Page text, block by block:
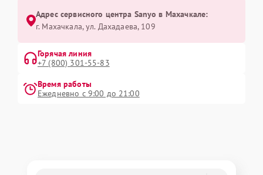
Адрес сервисного центра Sanyo в Махачкале:
г. Махачкала, ул. Дахадаева, 109
Горячая линия
+7 (800) 301-55-83
Время работы
Ежедневно с 9:00 до 21:00